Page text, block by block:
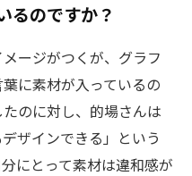
るのですか？
ージがつくが、グラフ
に素材が入っているの
のに対し、的場さんは
ザインできる」という
にとって素材は違和感が